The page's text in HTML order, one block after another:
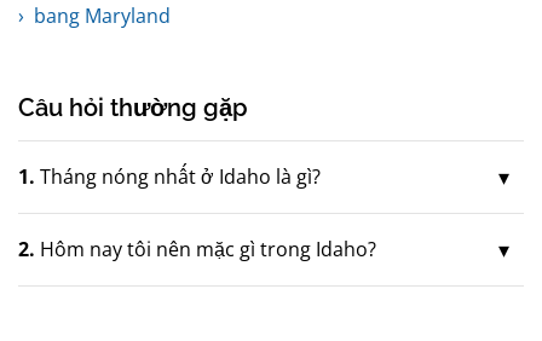
bang Maryland
Câu hỏi thường gặp
1. Tháng nóng nhất ở Idaho là gì?
2. Hôm nay tôi nên mặc gì trong Idaho?